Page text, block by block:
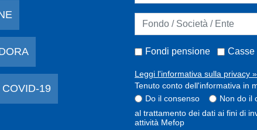
COVID-19
Fondi pensione Casse
Leggi l'informativa sulla privacy »
Tenuto conto dell'informativa in
Do il consenso
Non do il
al trattamento dei dati ai fini di
attività Mefop